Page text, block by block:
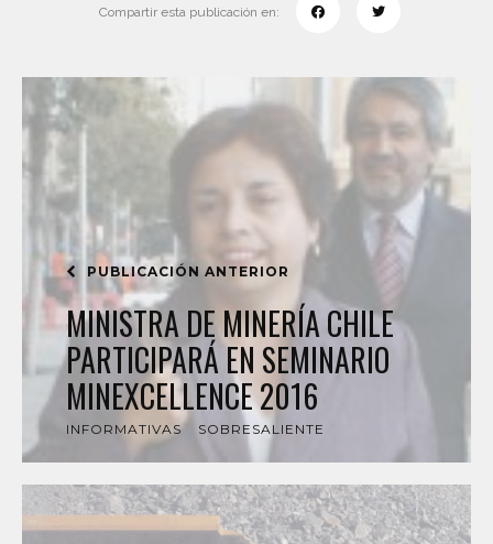
Compartir esta publicación en:
PUBLICACIÓN ANTERIOR
MINISTRA DE MINERÍA CHILE
PARTICIPARÁ EN SEMINARIO
MINEXCELLENCE 2016
INFORMATIVAS SOBRESALIENTE